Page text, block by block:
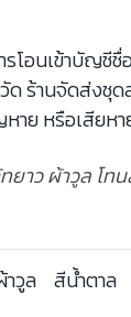
รโอนเข้าบัญชีชื่
ด ร้านจัดส่งชุ
ย หรือเสียหา
ทยาว ผ้าวูล โ
าวูล สีน้ำตาล